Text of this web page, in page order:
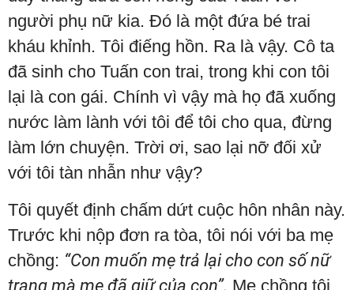
người phụ nữ kia. Đó là một đứa bé trai
kháu khỉnh. Tôi điếng hồn. Ra là vậy. Cô ta
đã sinh cho Tuấn con trai, trong khi con tôi
lại là con gái. Chính vì vậy mà họ đã xuống
nước làm lành với tôi để tôi cho qua, đừng
làm lớn chuyện. Trời ơi, sao lại nỡ đối xử
với tôi tàn nhẫn như vậy?
Tôi quyết định chấm dứt cuộc hôn nhân này.
Trước khi nộp đơn ra tòa, tôi nói với ba mẹ
chồng: “Con muốn mẹ trả lại cho con số nữ
trang mà mẹ đã giữ của con”. Mẹ chồng tôi